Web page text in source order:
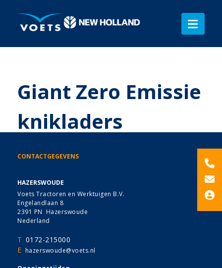
Giant Zero Emissie
knikladers
CONTACTGEGEVENS
HAZERSWOUDE
Voets Tractoren en Werktuigen B.V.
Engelandlaan 8
2391 PN Hazerswoude
Nederland
T 0172-215000
E hazerswoude@voets.nl